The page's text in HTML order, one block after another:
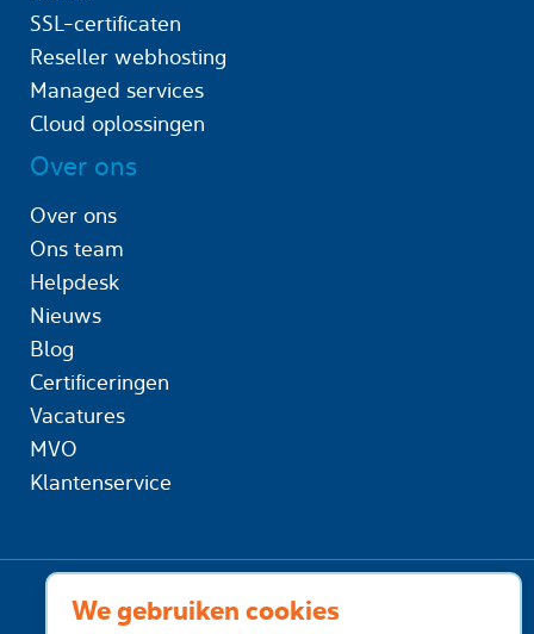
We gebruiken cookies
SSL-certificaten
Reseller webhosting
Managed services
Cloud oplossingen
Over ons
Over ons
Ons team
Helpdesk
Nieuws
Blog
Certificeringen
Vacatures
MVO
Klantenservice